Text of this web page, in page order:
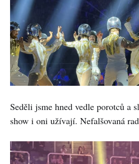
Seděli jsme hned vedle porotců a
show i oni užívají. Nefalšovaná